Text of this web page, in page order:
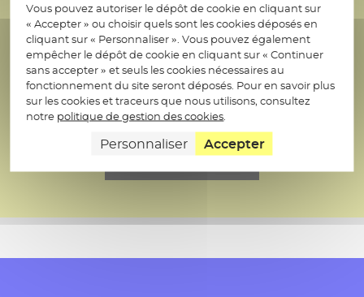
Lancement d’un collectif au
service de l’innovation en
santé
Découvrez
l'annonce
Vous pouvez autoriser le dépôt de cookie en cliquant sur
« Accepter » ou choisir quels sont les cookies déposés en
cliquant sur « Personnaliser ». Vous pouvez également
empêcher le dépôt de cookie en cliquant sur « Continuer
sans accepter » et seuls les cookies nécessaires au
fonctionnement du site seront déposés. Pour en savoir plus
sur les cookies et traceurs que nous utilisons, consultez
notre politique de gestion des cookies
Personnaliser Accepter